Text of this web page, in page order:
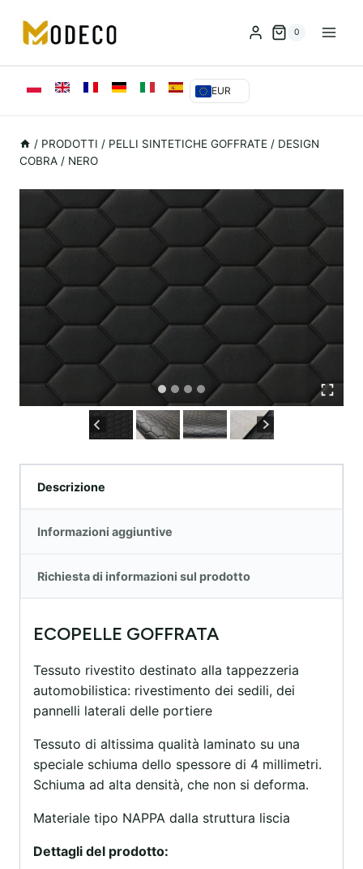
contenuto
0
EUR
/ PRODOTTI / PELLI SINTETICHE GOFFRATE / DESIGN
COBRA / NERO
Descrizione
Informazioni aggiuntive
Richiesta di informazioni sul prodotto
ECOPELLE GOFFRATA
Tessuto rivestito destinato alla tappezzeria
automobilistica: rivestimento dei sedili, dei
pannelli laterali delle portiere
Tessuto di altissima qualità laminato su una
speciale schiuma dello spessore di 4 millimetri.
Schiuma ad alta densità, che non si deforma.
Materiale tipo NAPPA dalla struttura liscia
Dettagli del prodotto: